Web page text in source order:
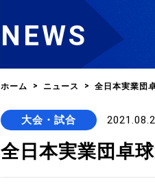
日程
公式記録
大会・試合
日本代表
男子ナショナルチーム選
手・候補
卓球の基本的なルール
競技規則
協会会員登録
ゼッケンについて
卓球協会のミッション
会長あいさつ
国際交流届申込みフォーム
国際大会自主参加申請
NEWS
ホーム ニュース 全日本実業団
大会・試合
全日本実業団卓